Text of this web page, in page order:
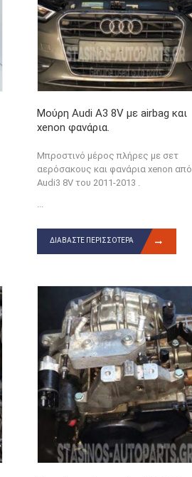
Μούρη Audi A3 8V με airbag και
xenon φανάρια.
Μπροστινό μέρος πλήρες με σετ
αερόσακους και φανάρια xenon από
Audi3 8V του 2011-2013 .
ΔΙΑΒΆΣΤΕ ΠΕΡΙΣΣΌΤΕΡΑ